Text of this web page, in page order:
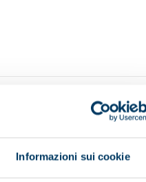
Informazioni sui cookie